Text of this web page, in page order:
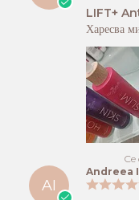
LIFT+
Харесва
AI
Andreea